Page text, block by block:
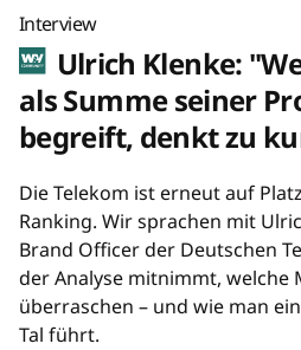
Interview
Ulrich Klenke:
als Summe seiner
begreift, denkt zu
Die Telekom ist erneut auf
Ranking. Wir sprachen mit
Brand Officer der Deutschen
der Analyse mitnimmt, welche
überraschen – und wie man
Tal führt.